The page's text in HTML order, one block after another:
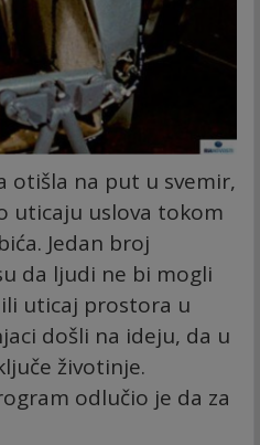
otišla na put u svemir,
uticaju uslova tokom
Jedan broj
da ljudi ne bi mogli
uticaj prostora u
došli na ideju, da u
životinje.
odlučio je da za